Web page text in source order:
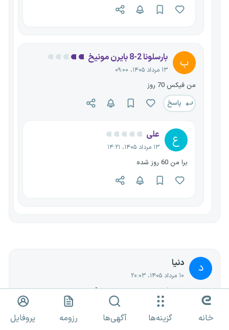
ب بارسلونا 2-8 بایرن مونیخ
۱۳ مرداد ۱۴۰۵، ۰۹:۰۰
من فیکس 70 روز
پاسخ
ع علی
۱۳ مرداد ۱۴۰۵، ۱۴:۲۱
برا من 60 روز شده
د دنیا
۱۰ مرداد ۱۴۰۵، ۲۰:۰۳
استخدام بانک رفاه برای شهر بوشهر بدون آزمون ولی از طریق مصاحبه
حضوری سال 1405 انجام میشه؟؟ و ممکنه چه زمانی باشه؟
برای قسمت بانکداری
خانه گزینه‌ها آگهی‌ها رزومه پروفایل